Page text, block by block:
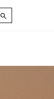
search